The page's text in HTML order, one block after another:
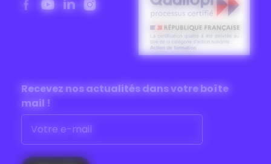
Recevez nos actualités dansvotre boîte
mail !